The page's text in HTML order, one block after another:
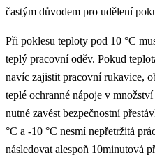
častým důvodem pro udělení
Při poklesu teploty pod 10 °C
teplý pracovní oděv. Pokud
navíc zajistit pracovní rukavice,
teplé ochranné nápoje v
nutné zavést bezpečnostní
°C a -10 °C nesmí nepřetržitá
následovat alespoň 10minutová